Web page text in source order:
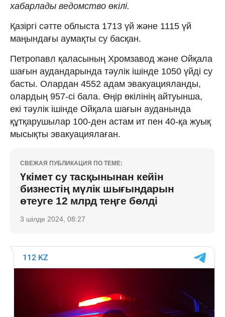
хабарлады ведомство өкілі.
Қазіргі сәтте облыста 1713 үй және 1115 үй
маңындағы аумақты су басқан.
Петропавл қаласының Хромзавод және Ойқала
шағын аудандарында тәулік ішінде 1050 үйді су
басты. Олардан 4552 адам эвакуацияланды,
олардың 957-сі бала. Өңір өкілінің айтуынша,
екі тәулік ішінде Ойқала шағын ауданында
құтқарушылар 100-ден астам ит пен 40-қа жуық
мысықты эвакуациялаған.
СВЕЖАЯ ПУБЛИКАЦИЯ ПО ТЕМЕ:
Үкімет су тасқынынан кейін
бизнестің мүлік шығындарын
өтеуге 12 млрд теңге бөлді
3 шілде 2024, 08:27